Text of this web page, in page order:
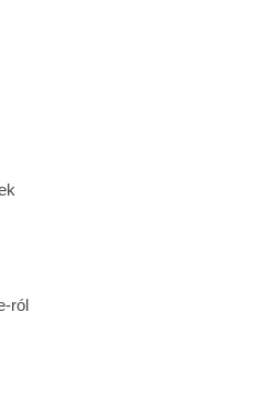
ról